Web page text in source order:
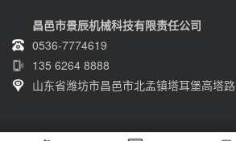
昌邑市景辰机械科技有限责任公司
0536-7774619
135 6264 8888
山东省潍坊市昌邑市北孟镇塔耳堡高塔